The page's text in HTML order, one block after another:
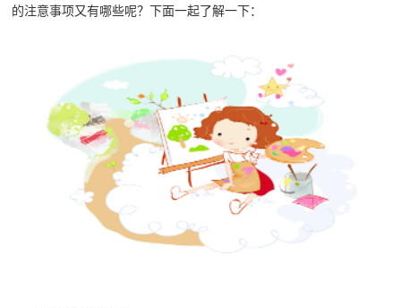
的注意事项又有哪些呢？下面一起了解一下：